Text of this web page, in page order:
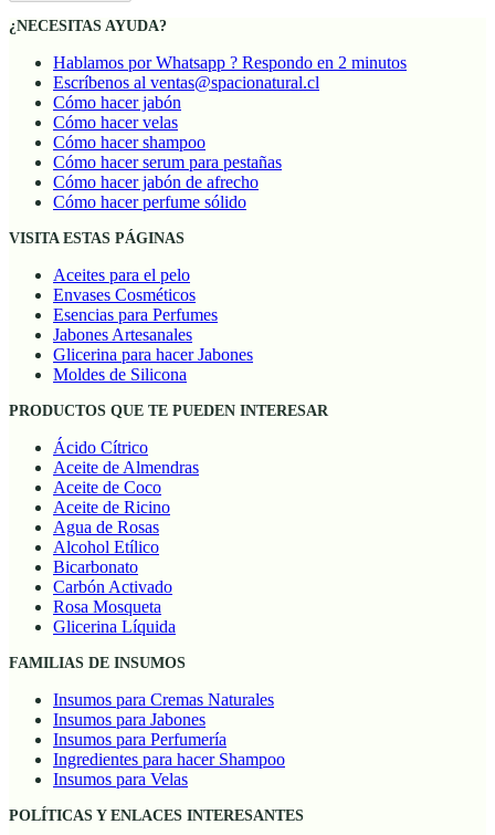
¿NECESITAS AYUDA?
Hablamos por Whatsapp ? Respondo en 2 minutos
Escríbenos al ventas@spacionatural.cl
Cómo hacer jabón
Cómo hacer velas
Cómo hacer shampoo
Cómo hacer serum para pestañas
Cómo hacer jabón de afrecho
Cómo hacer perfume sólido
VISITA ESTAS PÁGINAS
Aceites para el pelo
Envases Cosméticos
Esencias para Perfumes
Jabones Artesanales
Glicerina para hacer Jabones
Moldes de Silicona
PRODUCTOS QUE TE PUEDEN INTERESAR
Ácido Cítrico
Aceite de Almendras
Aceite de Coco
Aceite de Ricino
Agua de Rosas
Alcohol Etílico
Bicarbonato
Carbón Activado
Rosa Mosqueta
Glicerina Líquida
FAMILIAS DE INSUMOS
Insumos para Cremas Naturales
Insumos para Jabones
Insumos para Perfumería
Ingredientes para hacer Shampoo
Insumos para Velas
POLÍTICAS Y ENLACES INTERESANTES